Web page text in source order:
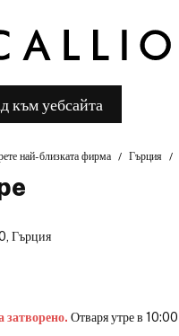
към уебсайта
най-близката фирма Гърция
Гърция
затворено. Отваря утре в 10:00